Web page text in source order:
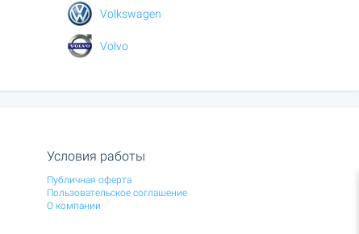
Volkswagen
Volvo
Условия работы
Публичная оферта
Пользовательское соглашение
О компании